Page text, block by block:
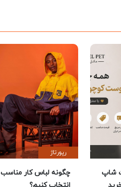
شاپ
رپورتاژ
چگونه لباس کار مناسب